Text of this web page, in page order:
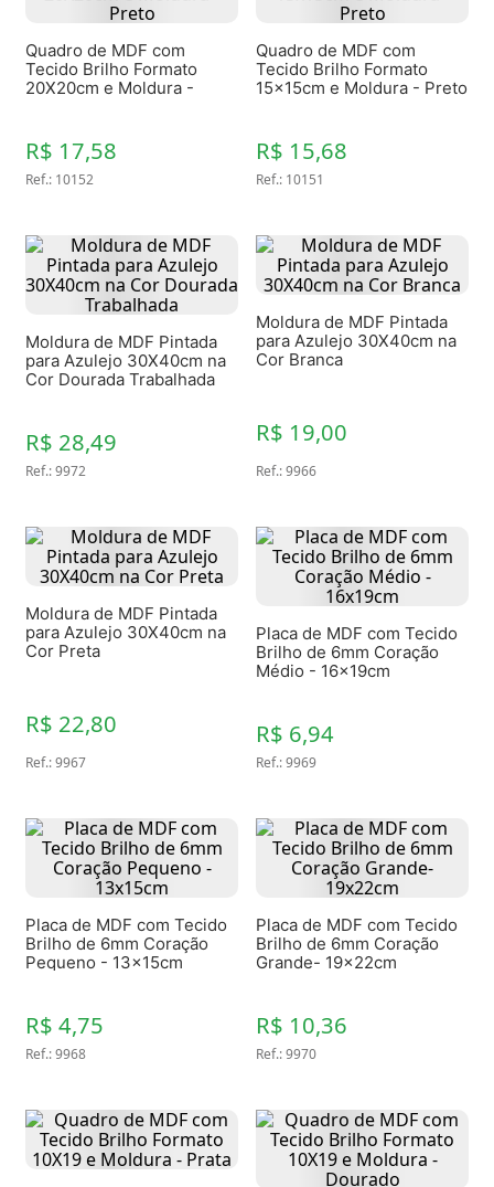
Quadro de MDF com
Tecido Brilho Formato
20X20cm e Moldura -
R$ 17,58
Ref.: 10152
Quadro de MDF com
Tecido Brilho Formato
15x15cm e Moldura - Preto
R$ 15,68
Ref.: 10151
Moldura de MDF Pintada
para Azulejo 30X40cm na
Cor Dourada Trabalhada
R$ 28,49
Ref.:9972
Moldura de MDF Pintada
para Azulejo 30X40cm na
Cor Branca
R$ 19,00
Ref.:9966
Moldura de MDF Pintada
para Azulejo 30X40cm na
Cor Preta
R$ 22,80
Ref.:9967
Placa de MDF com Tecido
Brilho de 6mm Coração
Médio - 16x19cm
R$ 6,94
Ref.:9969
Placa de MDF com Tecido
Brilho de 6mm Coração
Pequeno - 13x15cm
R$ 4,75
Ref.:9968
Placa de MDF com Tecido
Brilho de 6mm Coração
Grande- 19x22cm
R$ 10,36
Ref.:9970